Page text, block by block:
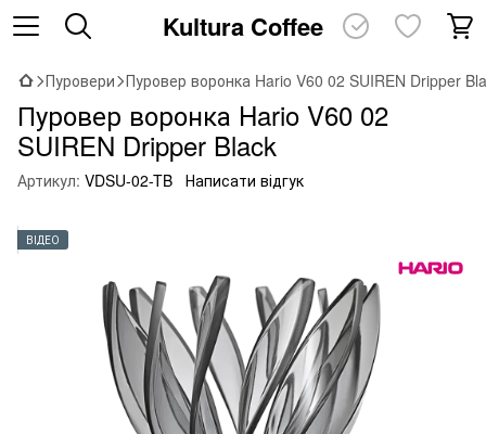
Kultura Coffee
Пуровери Пуровер воронка Hario V60 02 SUIREN Dripper
Пуровер воронка Hario V60 02
SUIREN Dripper Black
Артикул: VDSU-02-TB Написати відгук
ВІДЕО